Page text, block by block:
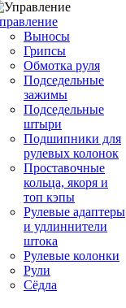
Выносы
Грипсы
Обмотка руля
Подседельные
зажимы
Подседельные
штыри
Подшипники для
рулевых колонок
Проставочные
кольца, якоря и
топ кэпы
Рулевые адаптеры
и удлиннители
штока
Рулевые колонки
Рули
Сёдла